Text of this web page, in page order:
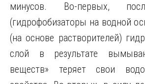
минусов. Во-первых,
(гидрофобизаторы на водной
(на основе растворителей)
слой в результате
веществ» теряет свои